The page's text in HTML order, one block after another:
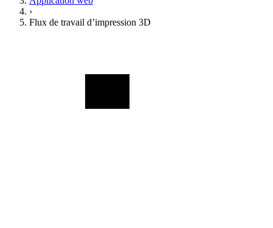
›
Flux de travail d’impression 3D